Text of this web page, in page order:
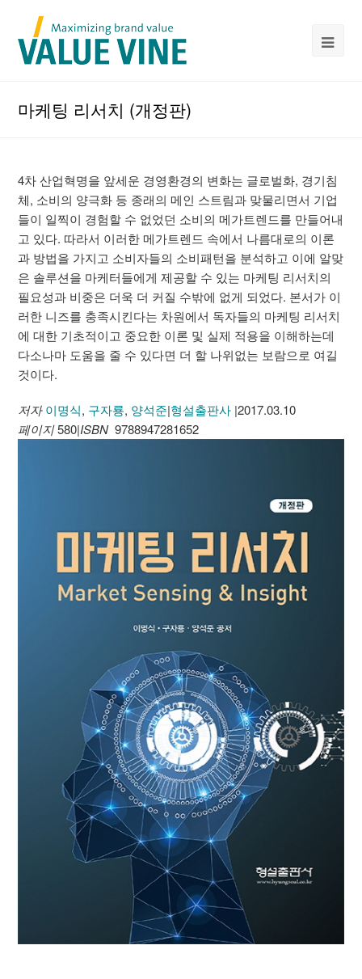
마케팅 리서치 (개정판)
4차 산업혁명을 앞세운 경영환경의 변화는 글로벌화, 경기침
체, 소비의 양극화 등 종래의 메인 스트림과 맞물리면서 기업
들이 일찍이 경험할 수 없었던 소비의 메가트렌드를 만들어내
고 있다. 따라서 이러한 메가트렌드 속에서 나름대로의 이론
과 방법을 가지고 소비자들의 소비패턴을 분석하고 이에 알맞
은 솔루션을 마케터들에게 제공할 수 있는 마케팅 리서치의
필요성과 비중은 더욱 더 커질 수밖에 없게 되었다. 본서가 이
러한 니즈를 충족시킨다는 차원에서 독자들의 마케팅 리서치
에 대한 기초적이고 중요한 이론 및 실제 적용을 이해하는데
다소나마 도움을 줄 수 있다면 더 할 나위없는 보람으로 여길
것이다.
저자 이명식, 구자룡, 양석준|형설출판사 |2017.03.10
페이지580|ISBN 9788947281652